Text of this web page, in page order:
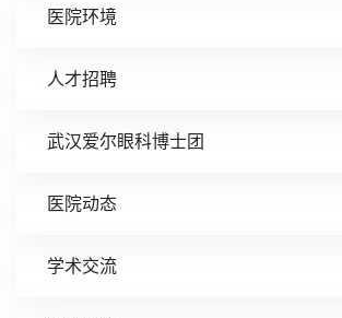
医院环境
人才招聘
武汉爱尔眼科博士团
医院动态
学术交流